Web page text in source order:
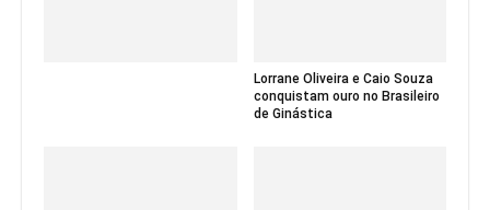
Lorrane Oliveira e Caio Souza
conquistam ouro no Brasileiro
de Ginástica